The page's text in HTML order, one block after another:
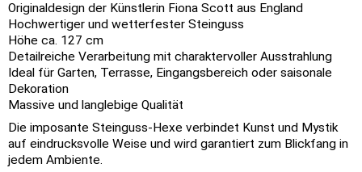
Originaldesign der Künstlerin Fiona Scott aus England
Hochwertiger und wetterfester Steinguss
Höhe ca. 127 cm
Detailreiche Verarbeitung mit charaktervoller Ausstrahlung
Ideal für Garten, Terrasse, Eingangsbereich oder saisonale
Dekoration
Massive und langlebige Qualität
Die imposante Steinguss-Hexe verbindet Kunst und Mystik
auf eindrucksvolle Weise und wird garantiert zum Blickfang in
jedem Ambiente.